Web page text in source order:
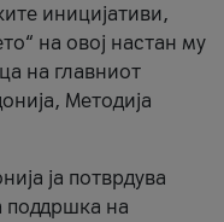
иницијативи,
на овој настан му
на главниот
Методија
ја потврдува
поддршка на